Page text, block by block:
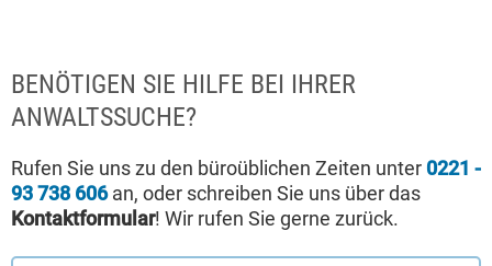
BENÖTIGEN SIE HILFE BEI IHRER
ANWALTSSUCHE?
Rufen Sie uns zu den büroüblichen Zeiten unter 0221 -
93 738 606an, oder schreiben Sie uns über das
Kontaktformular! Wir rufen Sie gerne zurück.